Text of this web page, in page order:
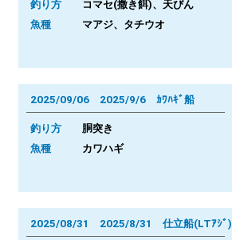
釣り方
コマセ(撒き餌)、天びん
魚種 マアジ、タチウオ
2025/09/06 2025/9/6 ｶﾜﾊｷﾞ船
釣り方 胴突き
魚種 カワハギ
2025/08/31 2025/8/31 仕立船(LTｱｼﾞ)